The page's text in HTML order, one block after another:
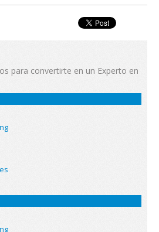
para convertirte en un Experto en